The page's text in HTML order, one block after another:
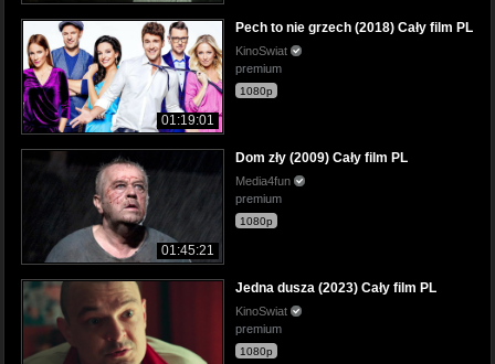
01:19:01
Pech to nie grzech (2018) Cały film PL
KinoSwiat
premium
1080p
01:45:21
Dom zły (2009) Cały film PL
Media4fun
premium
1080p
Jedna dusza (2023) Cały film PL
KinoSwiat
premium
1080p